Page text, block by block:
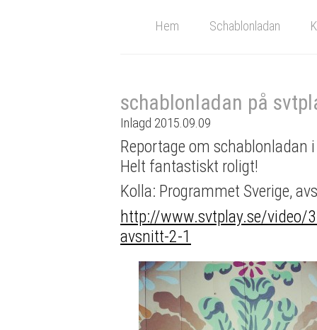
Hem Schablonladan
schablonladan på
Inlagd 2015.09.09
Reportage om schablonladan
Helt fantastiskt roligt!
Kolla: Programmet Sverige,
http://www.svtplay.se/video/
avsnitt-2-1